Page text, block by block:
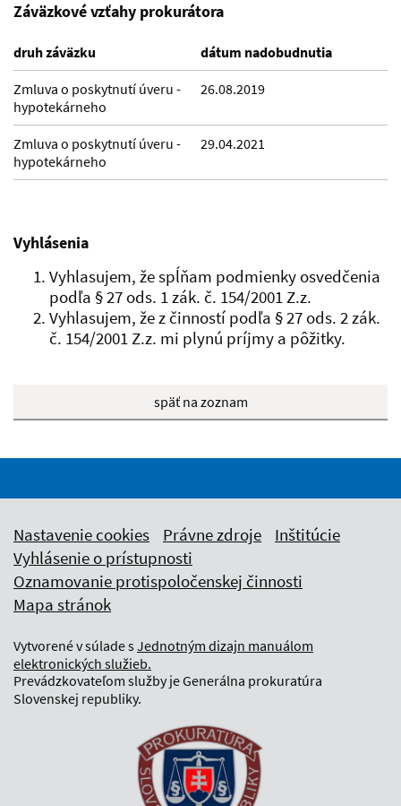
Záväzkové vzťahy prokurátora
druh záväzku dátum nadobudnutia
Zmluva o poskytnutí úveru -
hypotekárneho
26.08.2019
Zmluva o poskytnutí úveru -
hypotekárneho
29.04.2021
Vyhlásenia
Vyhlasujem, že spĺňam podmienky osvedčenia
podľa § 27 ods. 1 zák. č. 154/2001 Z.z.
Vyhlasujem, že z činností podľa § 27 ods. 2 zák.
č. 154/2001 Z.z. mi plynú príjmy a pôžitky.
späť na zoznam
Nastavenie cookies Právne zdroje
Inštitúcie
Vyhlásenie o prístupnosti
Oznamovanie protispoločenskej činnosti
Mapa stránok
Vytvorené v súlade sJednotným dizajn manuálom
elektronických služieb.
Prevádzkovateľom služby je Generálna prokuratúra
Slovenskej republiky.